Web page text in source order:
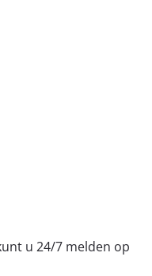
u 24/7 melden op